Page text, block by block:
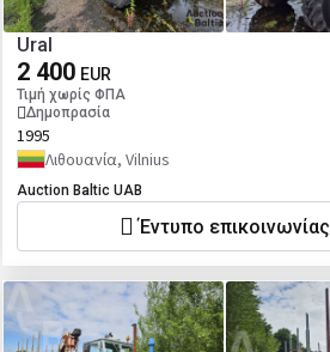
Ural
2 400 EUR
Τιμή χωρίς ΦΠΑ
Δημοπρασία
1995
Λιθουανία, Vilnius
Auction Baltic UAB
Έντυπο επικοινωνίας